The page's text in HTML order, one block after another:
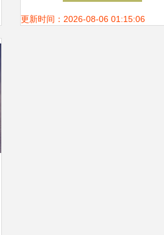
开发的关键认证
更新时间：2026-08-06 01:15:06